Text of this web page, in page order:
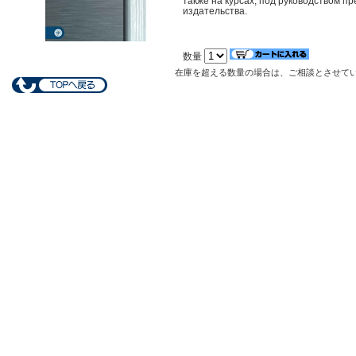
издательства.
数量
在庫を超える数量の場合は、ご相談とさせて